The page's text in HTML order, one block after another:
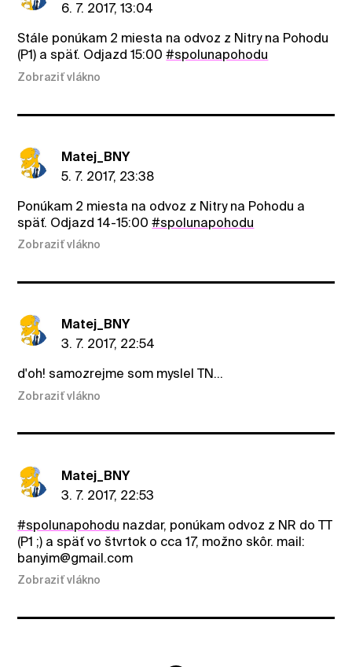
6. 7. 2017, 13:04
Stále ponúkam 2 miesta na odvoz z Nitry na Pohodu
(P1) a späť. Odjazd 15:00#spolunapohodu
Zobraziť vlákno
Matej_BNY
5. 7. 2017, 23:38
Ponúkam 2 miesta na odvoz z Nitry na Pohodu a
späť. Odjazd 14-15:00#spolunapohodu
Zobraziť vlákno
Matej_BNY
3. 7. 2017, 22:54
d'oh! samozrejme som myslel TN...
Zobraziť vlákno
Matej_BNY
3. 7. 2017, 22:53
#spolunapohodu nazdar, ponúkam odvoz z NR do TT
(P1 ;) a späť vo štvrtok o cca 17, možno skôr. mail:
banyim@gmail.com
Zobraziť vlákno